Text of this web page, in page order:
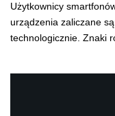
Użytkownicy
urządzenia zaliczane
technologicznie. Znaki